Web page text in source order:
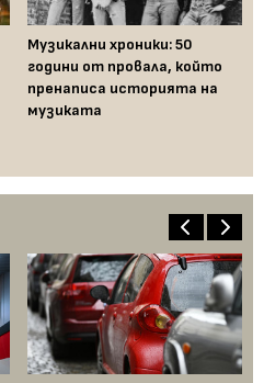
Музикални хроники: 50
години от провала, който
пренаписа историята на
музиката